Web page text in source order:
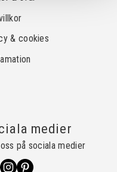
& cookies
medier
på sociala medier